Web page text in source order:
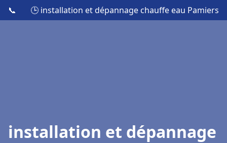
📞 🕒 installation et dépannage chauffe eau Pamiers
installation et dépannage